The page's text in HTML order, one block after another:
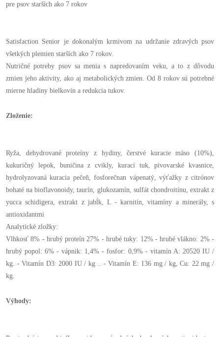
pre psov starších ako 7 rokov
Satisfaction Senior je dokonalým krmivom na udržanie zdravých psov
všetkých plemien starších ako 7 rokov.
Nutričné potreby psov sa menia s napredovaním veku, a to z dôvodu
zmien jeho aktivity, ako aj metabolických zmien. Od 8 rokov sú potrebné
mierne hladiny bielkovín a redukcia tukov.
Zloženie:
Ryža, dehydrované proteíny z hydiny, čerstvé kuracie mäso (10%),
kukuričný lepok, buničina z cvikly, kurací tuk, pivovarské kvasnice,
hydrolyzovaná kuracia pečeň, fosforečnan vápenatý, výťažky z citrónov
bohaté na bioflavonoidy, taurín, glukozamín, sulfát chondroitínu, extrakt z
yucca schidigera, extrakt z jabĺk, L - karnitín, vitamíny a minerály, s
antioxidantmi
Analytické zložky:
Vlhkosť 8% - hrubý proteín 27% - hrubé tuky: 12% - hrubé vlákno: 2% -
hrubý popol: 6% - vápnik: 1,4% - fosfor: 0,9% - vitamín A: 20520 IU /
kg. - Vitamín D3: 2000 IU / kg .. - Vitamín E: 136 mg / kg, Cu: 22 mg /
kg.
Výhody: